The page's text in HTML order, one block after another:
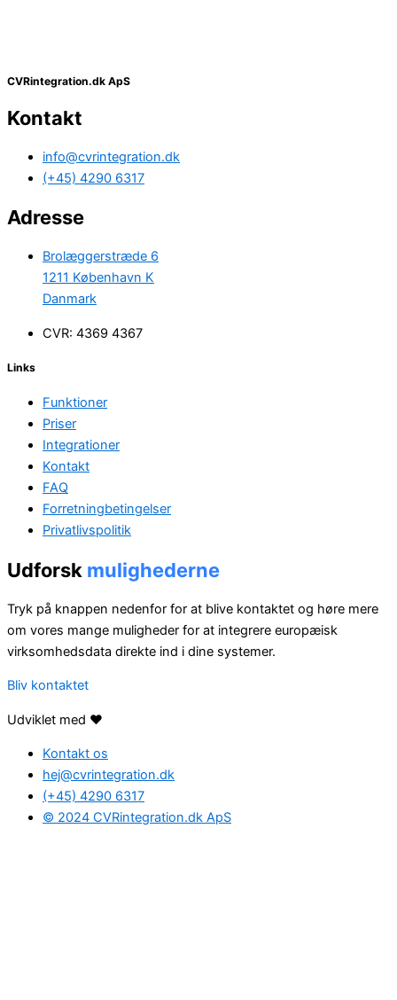
CVRintegration.dk ApS
Kontakt
info@cvrintegration.dk
(+45) 4290 6317
Adresse
Brolæggerstræde 6
1211 København K
Danmark
CVR: 4369 4367
Links
Funktioner
Priser
Integrationer
Kontakt
FAQ
Forretningbetingelser
Privatlivspolitik
Udforsk mulighederne
Tryk på knappen nedenfor for at blive kontaktet og høre mere
om vores mange muligheder for at integrere europæisk
virksomhedsdata direkte ind i dine systemer.
Bliv kontaktet
Udviklet med ❤️
Kontakt os
hej@cvrintegration.dk
(+45) 4290 6317
© 2024 CVRintegration.dk ApS